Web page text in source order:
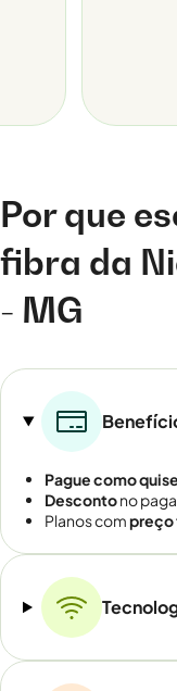
Por que
fibra da
- MG
Pague como
Descontono
Planos compreço